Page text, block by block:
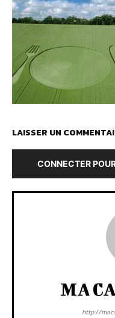
LAISSER UN
CONNECTER
MA
http://